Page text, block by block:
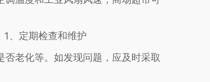
1、定期检查和维护
老化等。如发现问题，应及时采取